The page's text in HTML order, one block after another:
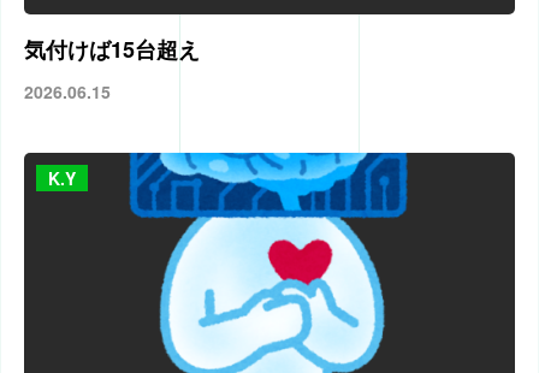
気付けば15台超え
2026.06.15
K.Y